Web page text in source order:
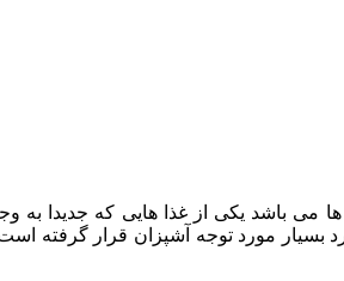
می باشد یکی از غذا هایی که جدیدا
بسیار مورد توجه آشپزان قرار گرفته